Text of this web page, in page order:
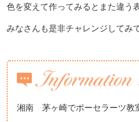
色を変えて作ってみるとまた違う
みなさんも是非チャレンジしてみ
湘南 茅ヶ崎でポーセラーツ教